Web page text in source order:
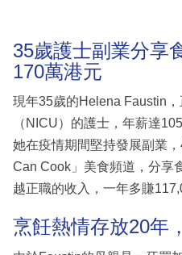
35歲護士副業分享
170萬港元
現年35歲的Helena Faustin
（NICU）的護士，年薪達
她在疫情期間堅持發展副業
Can Cook」美食頻道，分享
越正職的收入，一年多賺
烹飪熱情存放20年